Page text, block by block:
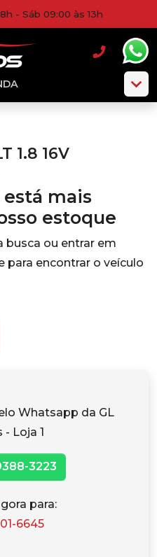
- Sáb 09:00 às 13h
1.8 16V
está mais
estoque
busca ou entrar em
encontrar o veículo
Whatsapp da GL
- Loja 1
3223
para:
6645